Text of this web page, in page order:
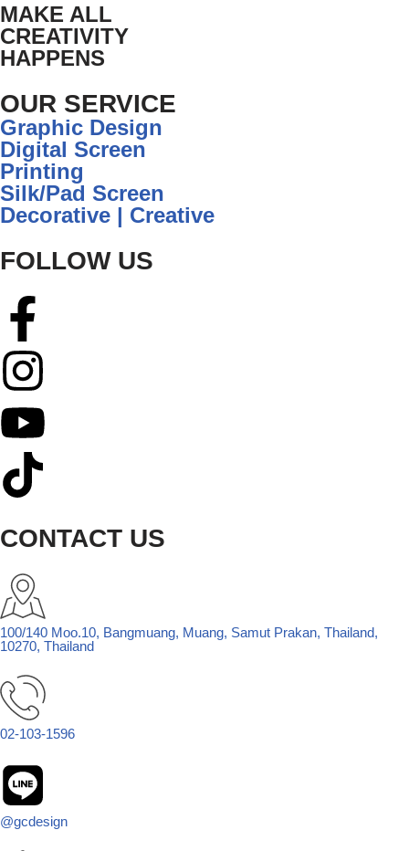
MAKE ALL
CREATIVITY
HAPPENS
OUR SERVICE
Graphic Design
Digital Screen
Printing
Silk/Pad Screen
Decorative | Creative
FOLLOW US
CONTACT US
100/140 Moo.10, Bangmuang, Muang, Samut Prakan, Thailand,
10270, Thailand
02-103-1596
@gcdesign